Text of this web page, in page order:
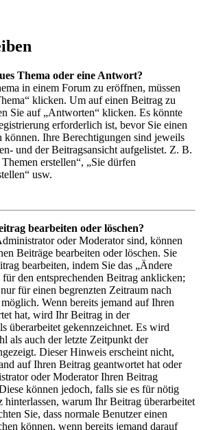
Thema oder eine Antwort?
in einem Forum zu eröffnen, müssen
klicken. Um auf einen Beitrag zu
Sie auf „Antworten“ klicken. Es könnte
erforderlich ist, bevor Sie einen
können. Ihre Berechtigungen sind jeweils
und der Beitragsansicht aufgelistet. Z. B.
erstellen“, „Sie dürfen
usw.
bearbeiten oder löschen?
oder Moderator sind, können
Beiträge bearbeiten oder löschen. Sie
bearbeiten, indem Sie das „Ändere
den entsprechenden Beitrag anklicken;
für einen begrenzten Zeitraum nach
Wenn bereits jemand auf Ihren
hat, wird Ihr Beitrag in der
überarbeitet gekennzeichnet. Es wird
als auch der letzte Zeitpunkt der
Dieser Hinweis erscheint nicht,
auf Ihren Beitrag geantwortet hat oder
oder Moderator Ihren Beitrag
können jedoch, falls sie es für nötig
hinterlassen, warum Ihr Beitrag überarbeitet
Sie, dass normale Benutzer einen
können, wenn bereits jemand darauf